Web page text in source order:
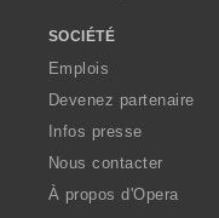
SOCIÉTÉ
Emplois
Devenez partenaire
Infos presse
Nous contacter
À propos d'Opera